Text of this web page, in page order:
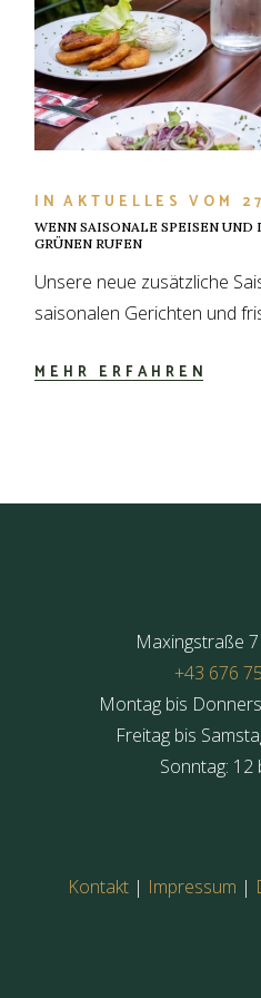
IN AKTUELLES VOM
WENN SAISONALE SPEISEN UND
GRÜNEN RUFEN
Unsere neue zusätzliche
saisonalen Gerichten und
MEHR ERFAHREN
Maxingstraße
+‪43 676
Montag bis
Freitag bis
Sonntag: 12
Kontakt| Impressum |